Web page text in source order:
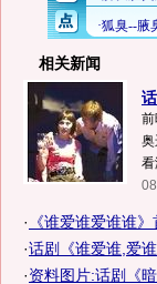
相关新闻
· 《谁爱谁爱谁谁
·话剧《谁爱谁,爱
·资料图片:话剧《